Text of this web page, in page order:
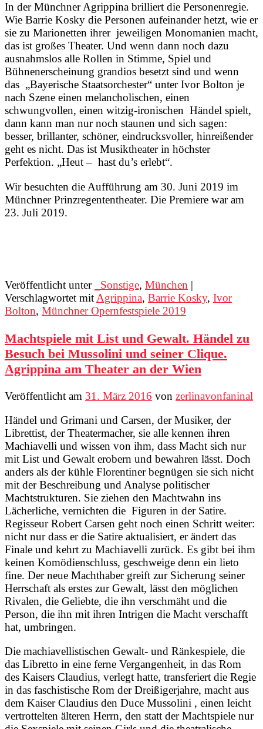
In der Münchner Agrippina brilliert die Personenregie.
Wie Barrie Kosky die Personen aufeinander hetzt, wie er
sie zu Marionetten ihrer jeweiligen Monomanien macht,
das ist großes Theater. Und wenn dann noch dazu
ausnahmslos alle Rollen in Stimme, Spiel und
Bühnenerscheinung grandios besetzt sind und wenn
das „Bayerische Staatsorchester“ unter Ivor Bolton je
nach Szene einen melancholischen, einen
schwungvollen, einen witzig-ironischen Händel spielt,
dann kann man nur noch staunen und sich sagen:
besser, brillanter, schöner, eindrucksvoller, hinreißender
geht es nicht. Das ist Musiktheater in höchster
Perfektion. „Heut – hast du’s erlebt“.
Wir besuchten die Aufführung am 30. Juni 2019 im
Münchner Prinzregententheater. Die Premiere war am
23. Juli 2019.
Veröffentlicht unter _Sonstige, München |
Verschlagwortet mit Agrippina, Barrie Kosky, Ivor
Bolton, Münchner Opernfestspiele 2019
Machtspiele mit List und Gewalt. Händel zu
Besuch bei Mussolini und seiner Clique.
Agrippina am Theater an der Wien
Veröffentlicht am 31. März 2016 von zerlinavonfaninal
Händel und Grimani und Carsen, der Musiker, der
Librettist, der Theatermacher, sie alle kennen ihren
Machiavelli und wissen von ihm, dass Macht sich nur
mit List und Gewalt erobern und bewahren lässt. Doch
anders als der kühle Florentiner begnügen sie sich nicht
mit der Beschreibung und Analyse politischer
Machtstrukturen. Sie ziehen den Machtwahn ins
Lächerliche, vernichten die Figuren in der Satire.
Regisseur Robert Carsen geht noch einen Schritt weiter:
nicht nur dass er die Satire aktualisiert, er ändert das
Finale und kehrt zu Machiavelli zurück. Es gibt bei ihm
keinen Komödienschluss, geschweige denn ein lieto
fine. Der neue Machthaber greift zur Sicherung seiner
Herrschaft als erstes zur Gewalt, lässt den möglichen
Rivalen, die Geliebte, die ihn verschmäht und die
Person, die ihn mit ihren Intrigen die Macht verschafft
hat, umbringen.
Die machiavellistischen Gewalt- und Ränkespiele, die
das Libretto in eine ferne Vergangenheit, in das Rom
des Kaisers Claudius, verlegt hatte, transferiert die Regie
in das faschistische Rom der Dreißigerjahre, macht aus
dem Kaiser Claudius den Duce Mussolini , einen leicht
vertrottelten älteren Herrn, den statt der Machtspiele nur